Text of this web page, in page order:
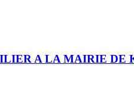
A LA MAIRIE DE